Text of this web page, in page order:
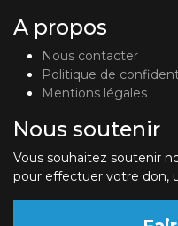
A propos
Nous contacter
Politique de
Mentions légales
Nous soutenir
Vous souhaitez soutenir
pour effectuer votre don,